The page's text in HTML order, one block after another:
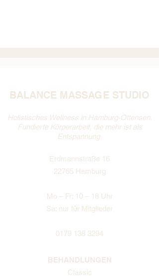
BALANCE MASSAGE STUDIO
Holistisches Wellness in Hamburg-Ottensen.
Fundierte Körperarbeit, die mehr ist als
Entspannung.
Erdmannstraße 16
22765 Hamburg
Mo – Fr: 10 – 18 Uhr
Sa: nur für Mitglieder
0179 138 3294
BEHANDLUNGEN
Classic